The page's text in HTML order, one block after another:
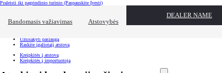
Praleisti iki pagrindinio turinio (Paspauskite Įvesti)
Bandomasis važiavimas Atstovybės
DEALER NAME
Spartusis pasirinkimas Spustelėkite, kad užvertumėte pasiekiamumo perdangą
Užsisakyti paslaugą
Raskite įgaliotąjį atstovą
Kreipkitės į atstovą
Kreipkitės į importuotoją